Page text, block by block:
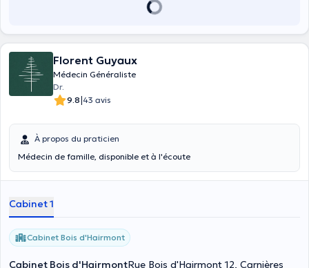
Florent Guyaux
Médecin Généraliste
Dr.
9.8|43 avis
À propos du praticien
Médecin de famille, disponible et à l'écoute
Cabinet 1
Cabinet Bois d'Hairmont
Cabinet Bois d'HairmontRue Bois d'Hairmont 12, Carnières